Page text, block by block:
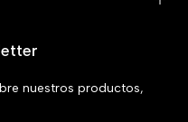
nuestros productos,